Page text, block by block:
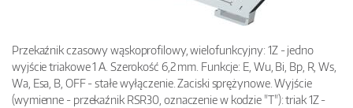
Przekaźnik czasowy wąskoprofilowy, wielofunkcyjny: 1Z - jedno
wyjście triakowe 1 A. Szerokość 6,2 mm. Funkcje: E, Wu, Bi, Bp, R, Ws,
Wa, Esa, B, OFF - stałe wyłączenie. Zaciski sprężynowe. Wyjście
(wymienne - przekaźnik RSR30, oznaczenie w kodzie "T"): triak 1Z -